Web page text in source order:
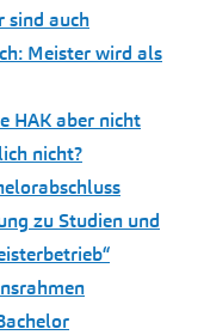
sind auch
Meister wird als
HAK aber nicht
nicht?
zu Studien und